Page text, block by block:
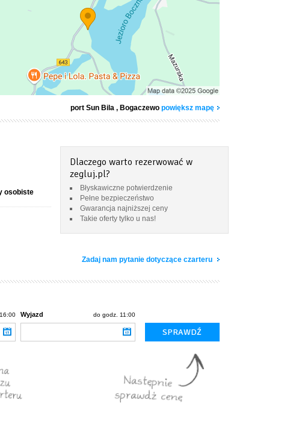
port Sun Bila , Bogaczewo powiększ mapę
osobiste
Dlaczego warto rezerwować w
zegluj.pl?
Błyskawiczne potwierdzenie
Pełne bezpieczeństwo
Gwarancja najniższej ceny
Takie oferty tylko u nas!
Zadaj nam pytanie dotyczące czarteru
Wyjazd do godz. 11:00